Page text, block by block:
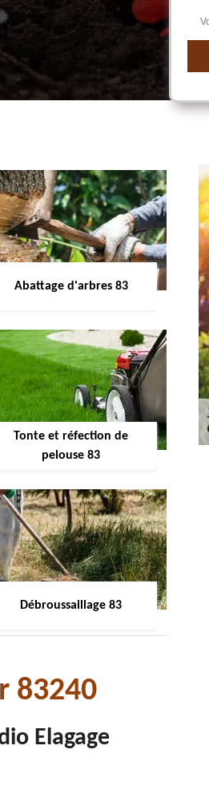
Abattage d'arbres 83
Tonte et réfection de
pelouse 83
Débroussaillage 83
83240
Elagage